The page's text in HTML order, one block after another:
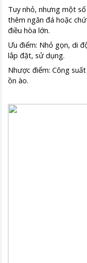
Tuy nhỏ, nhưng một
thêm ngăn đá hoặc
điều hòa lớn.
Ưu điểm: Nhỏ gọn, di
lắp đặt, sử dụng.
Nhược điểm: Công
ồn ào.